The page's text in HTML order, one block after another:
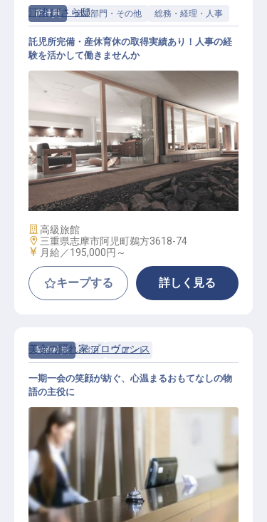
正社員 管理部門・その他 総務・経理・人事
人事
汀渚 ばさら邸
託児所完備・産休育休の取得実績あり！人事の経
験を活かして働きませんか
施設業態
高級旅館
勤務地
三重県志摩市阿児町鵜方3618-74
給与
月給／195,000円～
キープする 詳しく見る
契約社員 宿泊 フロント
フロントスタッフ
美食の隠れ家 プロヴァンス
一期一会の笑顔が紡ぐ、心温まるおもてなしの物
語の主役に